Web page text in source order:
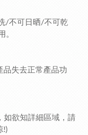
/不可日晒/不可乾
。
品失去正常產品功
如欲知詳細區域，請
!)